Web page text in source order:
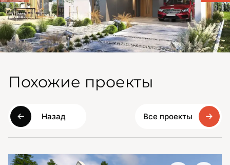
Похожие проекты
Назад Все проекты